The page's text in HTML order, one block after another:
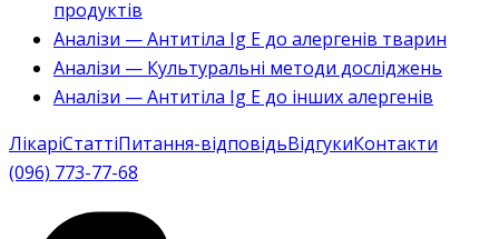
продуктів
Аналізи — Антитіла Ig E до алергенів тварин
Аналізи — Культуральні методи досліджень
Аналізи — Антитіла Ig E до інших алергенів
ЛікаріСтаттіПитання-відповідьВідгукиКонтакти
(096) 773-77-68